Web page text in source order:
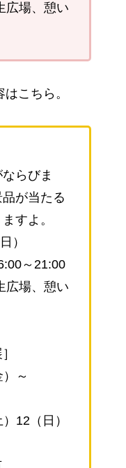
広場、憩い
こちら。
らびま
が当たる
すよ。
）
～21:00
広場、憩い
～
12（日）